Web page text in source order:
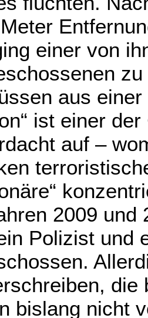
einer von
aus
ist einer
auf –
2009 und
Polizist und
die
bislang nicht